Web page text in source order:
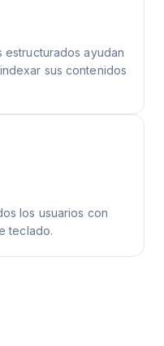
estructurados ayudan
sus contenidos
los usuarios con
teclado.